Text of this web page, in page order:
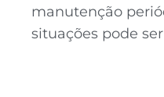
manutenção
situações pode